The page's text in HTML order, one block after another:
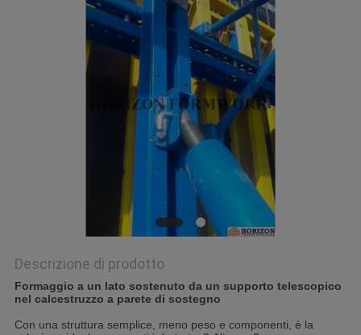
Descrizione di prodotto
Formaggio a un lato sostenuto da un supporto telescopico
nel calcestruzzo a parete di sostegno
Con una struttura semplice, meno peso e componenti, è la